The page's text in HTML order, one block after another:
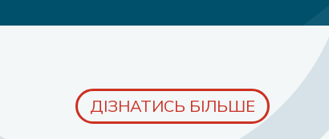
ДІЗНАТИСЬ БІЛЬШЕ